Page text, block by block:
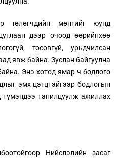
төлөгчдийн мөнгийг юунд
дээр очоод өөрийнхөө
төсөвгүй, урьдчилсан
явж байна. Зуслан байгуулна
Энэ хотод ямар ч бодлого
эмх цэгцтэйгээр бодлогын
танилцуулж ажиллах
Нийслэлийн засаг